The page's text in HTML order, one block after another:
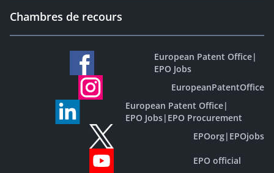
Chambres de recours
European Patent Office|
EPO Jobs
EuropeanPatentOffice
European Patent Office|
EPO Jobs| EPO Procurement
EPOorg| EPOjobs
EPO official